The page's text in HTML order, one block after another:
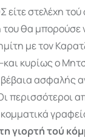
είτε στελέχη τού
θα μπορούσε
με τον
κυρίως ο
βέβαια ασφαλής
περισσότεροι
γιορτή τού